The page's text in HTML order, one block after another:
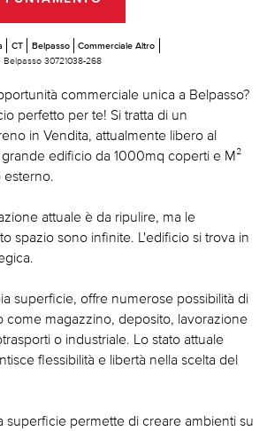
CT Belpasso
Commerciale Altro
Belpasso 30721038-268
commerciale unica a Belpasso?
perfetto per te! Si tratta di un
in Vendita, attualmente libero al
edificio da 1000mq coperti e M²
attuale è da ripulire, ma le
spazio sono infinite. L'edificio si trova in
superficie, offre numerose possibilità di
come magazzino, deposito, lavorazione
o industriale. Lo stato attuale
flessibilità e libertà nella scelta del
superficie permette di creare ambienti su